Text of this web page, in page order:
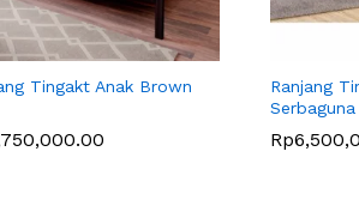
Tingakt Anak Brown
Ranjang
Serbaguna
Rp